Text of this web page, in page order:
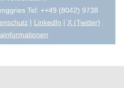
Tel: ++49 (8042) 9738
| LinkedIn | X (Twitter)